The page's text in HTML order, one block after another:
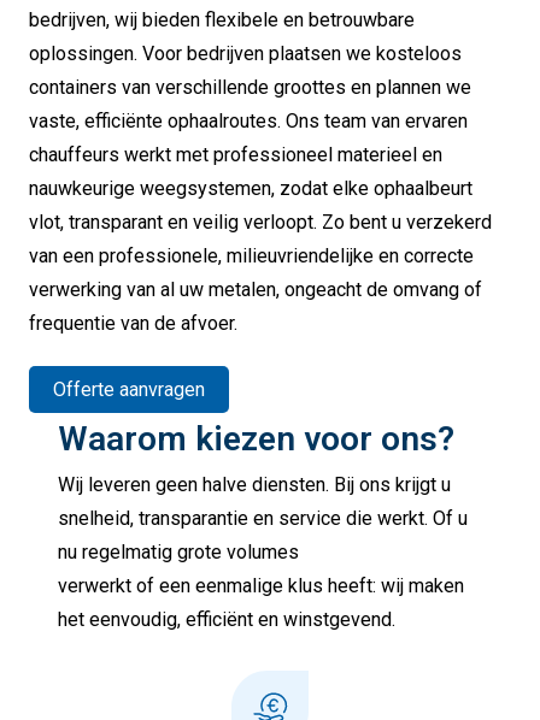
bedrijven, wij bieden flexibele en betrouwbare
oplossingen. Voor bedrijven plaatsen we kosteloos
containers van verschillende groottes en plannen we
vaste, efficiënte ophaalroutes. Ons team van ervaren
chauffeurs werkt met professioneel materieel en
nauwkeurige weegsystemen, zodat elke ophaalbeurt
vlot, transparant en veilig verloopt. Zo bent u verzekerd
van een professionele, milieuvriendelijke en correcte
verwerking van al uw metalen, ongeacht de omvang of
frequentie van de afvoer.
Offerte aanvragen
Waarom kiezen voor ons?
Wij leveren geen halve diensten. Bij ons krijgt u
snelheid, transparantie en service die werkt. Of u
nu regelmatig grote volumes
verwerkt of een eenmalige klus heeft: wij maken
het eenvoudig, efficiënt en winstgevend.